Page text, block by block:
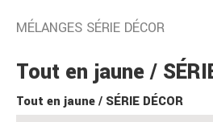
MÉLANGES SÉRIE DÉCOR
Tout en jaune /
Tout en jaune / SÉRIE DÉCOR